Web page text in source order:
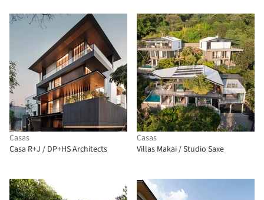
Casas
Casa R+J / DP+HS Architects
Casas
Villas Makai / Studio Saxe